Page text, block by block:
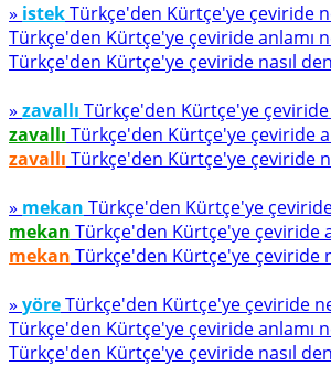
» istekTürkçe'den Kürtçe'ye çeviride
Türkçe'den Kürtçe'ye çeviride anlamı
Türkçe'den Kürtçe'ye çeviride nasıl
» zavallı Türkçe'den Kürtçe'ye
zavallı Türkçe'den Kürtçe'ye çeviride
zavallı Türkçe'den Kürtçe'ye çeviride
» mekan Türkçe'den Kürtçe'ye
mekan Türkçe'den Kürtçe'ye çeviride
mekan Türkçe'den Kürtçe'ye çeviride
» yöreTürkçe'den Kürtçe'ye çeviride
Türkçe'den Kürtçe'ye çeviride anlamı
Türkçe'den Kürtçe'ye çeviride nasıl